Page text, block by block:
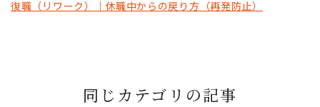
復職（リワーク）｜休職中からの戻り方（再発防止）
同じカテゴリの記事